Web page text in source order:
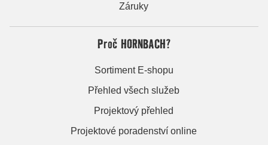
Záruky
Proč HORNBACH?
Sortiment E-shopu
Přehled všech služeb
Projektový přehled
Projektové poradenství online